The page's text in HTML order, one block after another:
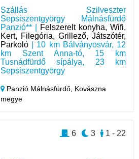
Szállás Szilveszter
Sepsiszentgyörgy Málnásfürdő
Panzió** |
Felszerelt konyha, Wifi,
Kert, Filegória, Grillező, Játszótér,
Parkoló | 10 km Bálványosvár, 12
km Szent Anna-tó, 15 km
Tusnádfürdő sípálya, 23 km
Sepsiszentgyörgy
Panzió Málnásfürdő, Kovászna
megye
1 - 22
3
6